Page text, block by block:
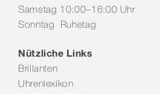
Samstag 10:00–16:00 Uhr
Sonntag Ruhetag
Nützliche Links
Brillanten
Uhrenlexikon